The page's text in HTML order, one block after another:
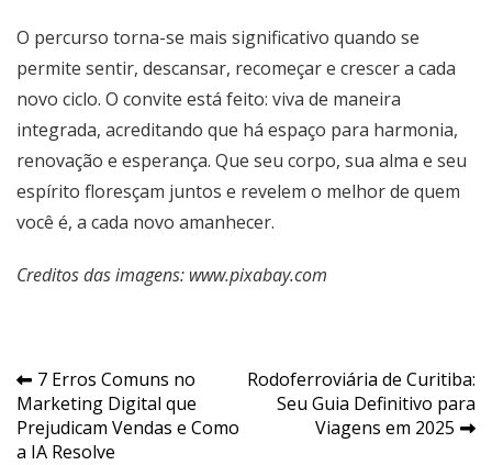
O percurso torna-se mais significativo quando se
permite sentir, descansar, recomeçar e crescer a cada
novo ciclo. O convite está feito: viva de maneira
integrada, acreditando que há espaço para harmonia,
renovação e esperança. Que seu corpo, sua alma e seu
espírito floresçam juntos e revelem o melhor de quem
você é, a cada novo amanhecer.
Creditos das imagens: www.pixabay.com
Navegação
de
Post
7 Erros Comuns no
Marketing Digital que
Prejudicam Vendas e Como
a IA Resolve
Rodoferroviária de Curitiba:
Seu Guia Definitivo para
Viagens em 2025